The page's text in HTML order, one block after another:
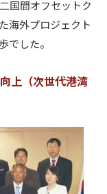
国間オフセットク
海外プロジェクト
でした。
上（次世代港湾